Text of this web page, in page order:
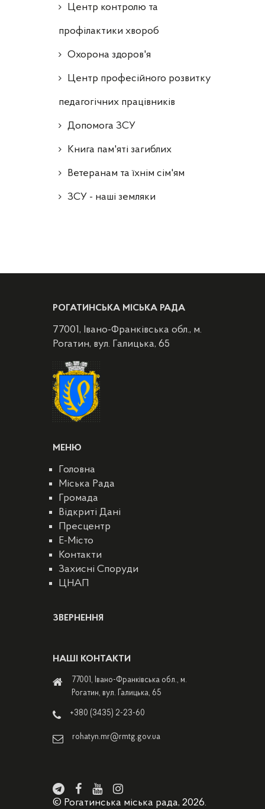
Центр контролю та
профілактики хвороб
Охорона здоров'я
Центр професійного розвитку
педагогічних працівників
Допомога ЗСУ
Книга пам'яті загиблих
Ветеранам та їхнім сім'ям
ЗСУ - наші земляки
РОГАТИНСЬКА МІСЬКА РАДА
77001, Івано-Франківська обл., м.
Рогатин, вул. Галицька, 65
МЕНЮ
Головна
Міська Рада
Громада
Відкриті Дані
Пресцентр
E-Місто
Контакти
Захисні Споруди
ЦНАП
ЗВЕРНЕННЯ
НАШІ КОНТАКТИ
77001, Івано-Франківська обл., м.
Рогатин, вул. Галицька, 65
+380 (3435) 2-23-60
rohatyn.mr@rmtg.gov.ua
© Рогатинська міська рада, 2026.